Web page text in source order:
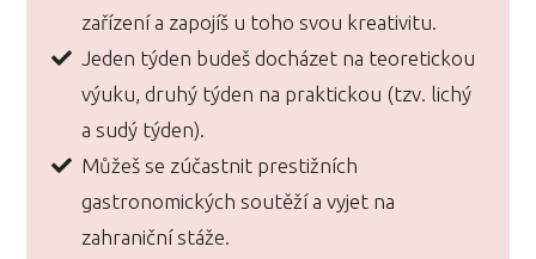
zařízení a zapojíš u toho svou kreativitu.
Jeden týden budeš docházet na teoretickou
výuku, druhý týden na praktickou (tzv. lichý
a sudý týden).
Můžeš se zúčastnit prestižních
gastronomických soutěží a vyjet na
zahraniční stáže.